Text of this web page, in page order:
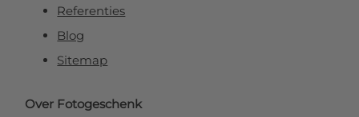
Referenties
Blog
Sitemap
Over Fotogeschenk